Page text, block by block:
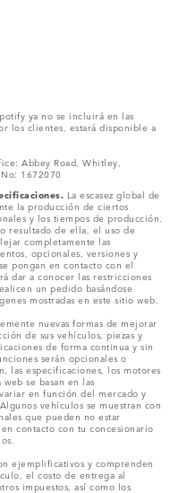
ya no se incluirá en las
los clientes, estará disponible a
Abbey Road, Whitley,
1672070
La escasez global de
la producción de ciertos
y los tiempos de producción.
resultado de ella, el uso de
completamente las
opcionales, versiones y
pongan en contacto con el
dar a conocer las restricciones
un pedido basándose
mostradas en este sitio web.
nuevas formas de mejorar
de sus vehículos, piezas y
de forma continua y sin
serán opcionales o
las especificaciones, los motores
se basan en las
en función del mercado y
vehículos se muestran con
que pueden no estar
contacto con tu concesionario
ejemplificativos y comprenden
el costo de entrega al
impuestos, así como los